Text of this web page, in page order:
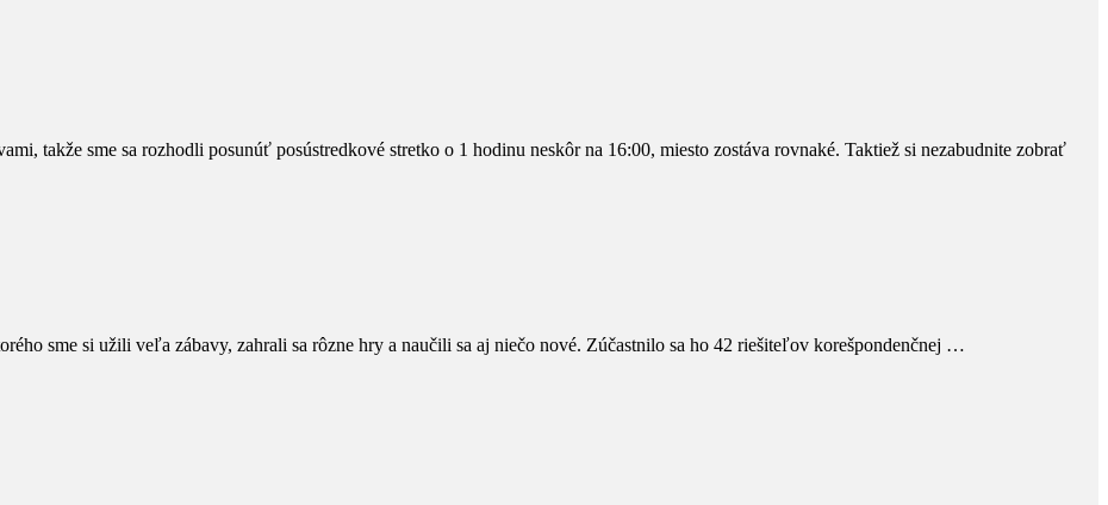
takže sme sa rozhodli posunúť posústredkové stretko o 1 hodinu neskôr na 16:00, miesto zostáva rovnaké. Taktiež si nezabudnite zobrať
sme si užili veľa zábavy, zahrali sa rôzne hry a naučili sa aj niečo nové. Zúčastnilo sa ho 42 riešiteľov korešpondenčnej …